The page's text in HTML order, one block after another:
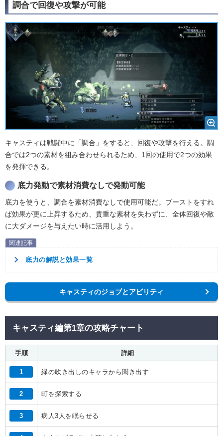
調合で回復や攻撃が可能
キャスティは戦闘中に「調合」をすると、回復や攻撃を行える。調
合では2つの素材を組み合わせられるため、1回の使用で2つの効果
を発揮できる。
底力発動で素材消費なしで発動可能
底力を使うと、調合を素材消費なしで使用可能だ。ブーストをすれ
ば効果が更に上昇するため、貴重な素材を失わずに、全体回復や敵
に大ダメージを与えたい時に活用しよう。
底力の解説と効果一覧
キャスティのジョブとアビリティ
キャスティ編第1章の攻略チャート
手順 詳細
1 緑の吹き出しのキャラから聞き出す
2 町を探索する
3 病人3人を眠らせる